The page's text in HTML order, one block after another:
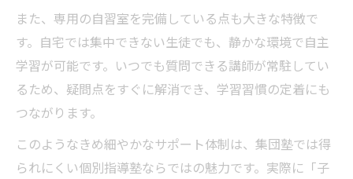
個別指導塾が太田市の学力向上に強い理由
学習環境充実の個別指導塾が人気の理由
自習室完備の個別指導塾で集中力アップ
個別指導塾の快適学習環境が選ばれる理由
太田市で学習環境充実の個別指導塾を探す
コツ
個別指導塾の設備とサポート体制を徹底解
また、専用の自習室を完備している点も大きな特徴で
す。自宅では集中できない生徒でも、静かな環境で自主
学習が可能です。いつでも質問できる講師が常駐してい
るため、疑問点をすぐに解消でき、学習習慣の定着にも
つながります。
このようなきめ細やかなサポート体制は、集団塾では得
られにくい個別指導塾ならではの魅力です。実際に「子